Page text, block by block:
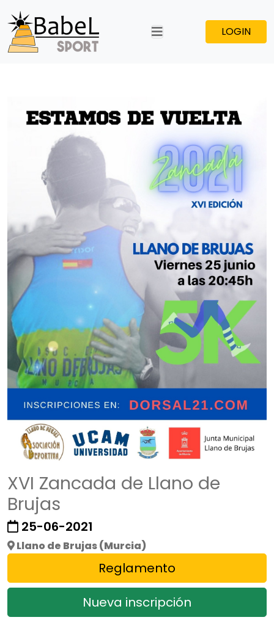
LOGIN
XVI Zancada de Llano de
Brujas
25-06-2021
Llano de Brujas (Murcia)
Reglamento
Nueva inscripción